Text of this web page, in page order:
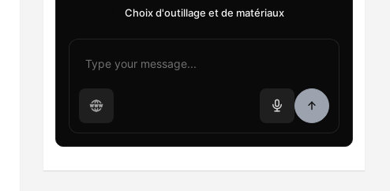
Choix d'outillage et de matériaux